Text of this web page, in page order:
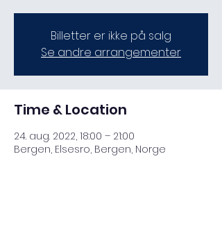
Billetter er ikke på salg
Se andre arrangementer
Time & Location
24. aug. 2022, 18:00 – 21:00
Bergen, Elsesro, Bergen, Norge